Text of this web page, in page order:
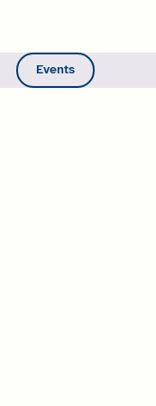
Events